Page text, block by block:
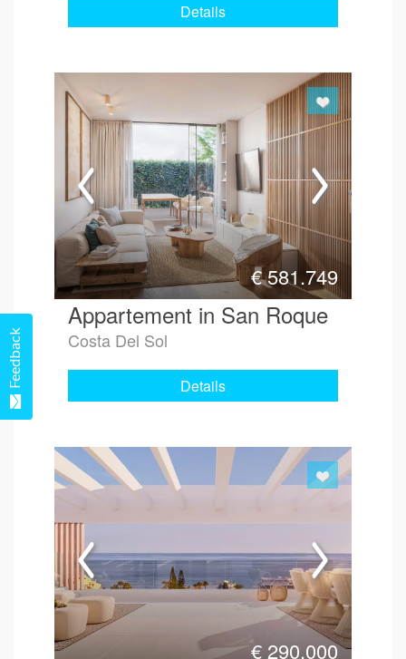
Details
€581.749
Appartement in San Roque
Costa Del Sol
Details
€290.000
Feedback